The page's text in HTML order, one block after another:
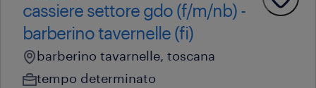
cassiere settore gdo (f/m/nb) -
barberino tavernelle (fi)
barberino tavarnelle, toscana
tempo determinato